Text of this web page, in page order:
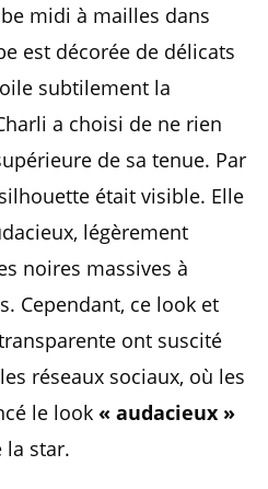
midi à mailles dans
est décorée de délicats
subtilement la
a choisi de ne rien
de sa tenue. Par
était visible. Elle
légèrement
noires massives à
Cependant, ce look et
ont suscité
réseaux sociaux, où les
le look « audacieux »
la star.